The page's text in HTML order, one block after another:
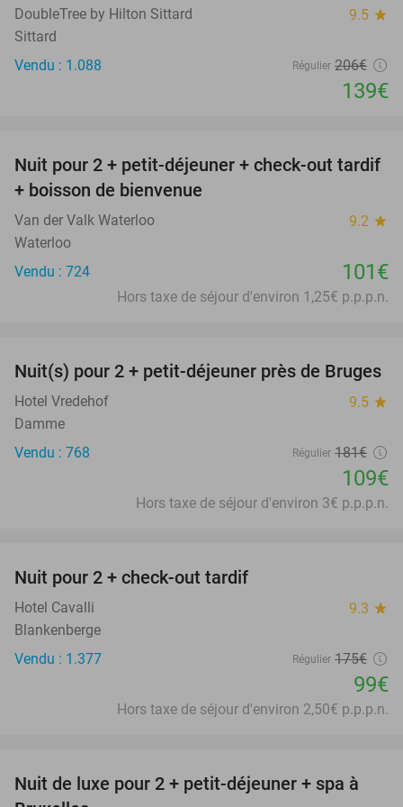
DoubleTree by Hilton Sittard 9.5 star
Sittard
Vendu : 1.088
Régulier 206€
139€
Nuit pour 2 + petit-déjeuner + check-out tardif
+ boisson de bienvenue
Van der Valk Waterloo 9.2 star
Waterloo
Vendu : 724
101€
Hors taxe de séjour d'environ 1,25€ p.p.p.n.
40%
Nuit(s) pour 2 + petit-déjeuner près de Bruges
Hotel Vredehof 9.5 star
Damme
Vendu : 768
Régulier 181€
109€
Hors taxe de séjour d'environ 3€ p.p.p.n.
Nuit pour 2 + check-out tardif
Hotel Cavalli 9.3 star
Blankenberge
Vendu : 1.377
Régulier 175€
99€
Hors taxe de séjour d'environ 2,50€ p.p.p.n.
36%
Nuit de luxe pour 2 + petit-déjeuner + spa à